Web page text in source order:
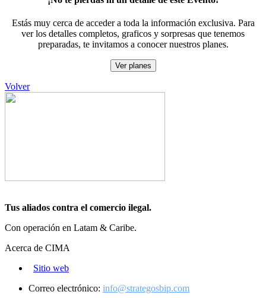
Estás muy cerca de acceder a toda la información exclusiva. Para
ver los detalles completos, graficos y sorpresas que tenemos
preparadas, te invitamos a conocer nuestros planes.
Ver planes
Volver
Tus aliados contra el comercio ilegal.
Con operación en Latam & Caribe.
Acerca de CIMA
Sitio web
Correo electrónico: info@strategosbip.com